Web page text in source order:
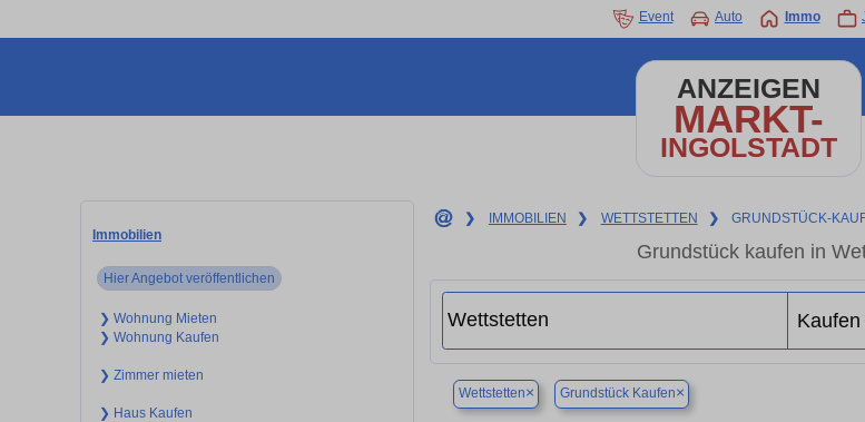
Event Auto Immo
ANZEIGEN
MARKT-
INGOLSTADT
Immobilien
Hier Angebot veröffentlichen
❯ Wohnung Mieten
❯ Wohnung Kaufen
❯ Zimmer mieten
❯ Haus Kaufen
❯ IMMOBILIEN ❯ WETTSTETTEN ❯ GRUNDSTÜCK-
Grundstück kaufen in
Wettstetten× Grundstück Kaufen×